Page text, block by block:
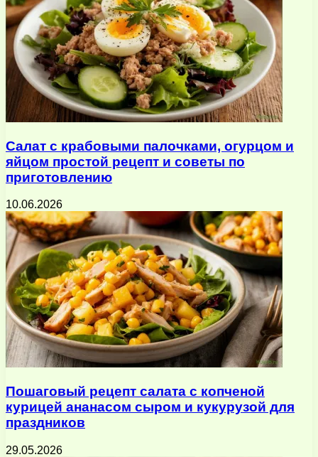
Салат с крабовыми палочками, огурцом и
яйцом простой рецепт и советы по
приготовлению
10.06.2026
Пошаговый рецепт салата с копченой
курицей ананасом сыром и кукурузой для
праздников
29.05.2026